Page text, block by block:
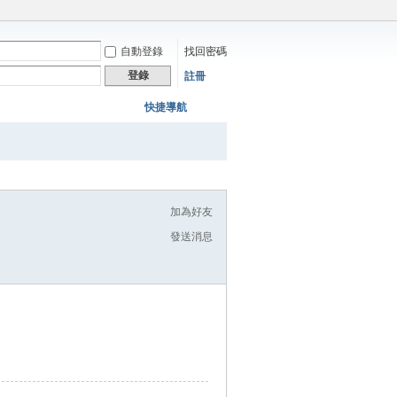
自動登錄
找回密碼
登錄 註冊
快捷導航
加為好友
發送消息